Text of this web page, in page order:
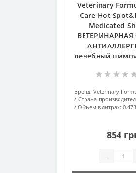
Veterinary
Care Hot
Medicated
лечебный
и
собак и
Бренд: Veterinary
Страна-
Объем в литрах:
854
-